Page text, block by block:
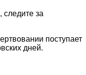
за
поступает
дней.